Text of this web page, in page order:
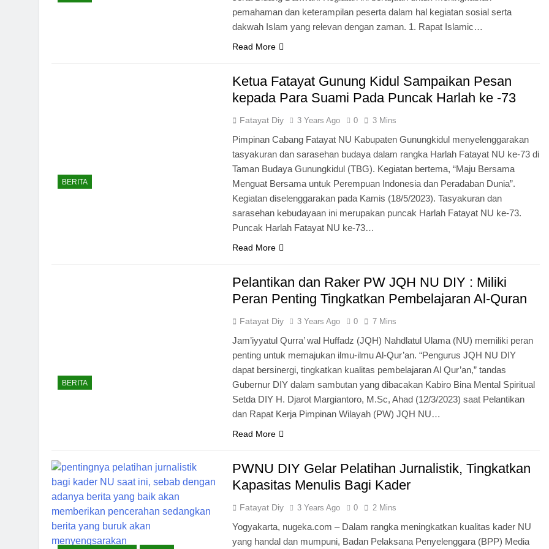
pemahaman dan keterampilan peserta dalam hal kegiatan sosial serta
dakwah Islam yang relevan dengan zaman. 1. Rapat Islamic…
Read More
BERITA
Ketua Fatayat Gunung Kidul Sampaikan Pesan
kepada Para Suami Pada Puncak Harlah ke -73
Fatayat Diy 3 Years Ago 0 3 Mins
Pimpinan Cabang Fatayat NU Kabupaten Gunungkidul menyelenggarakan
tasyakuran dan sarasehan budaya dalam rangka Harlah Fatayat NU ke-73 di
Taman Budaya Gunungkidul (TBG). Kegiatan bertema, “Maju Bersama
Menguat Bersama untuk Perempuan Indonesia dan Peradaban Dunia”.
Kegiatan diselenggarakan pada Kamis (18/5/2023). Tasyakuran dan
sarasehan kebudayaan ini merupakan puncak Harlah Fatayat NU ke-73.
Puncak Harlah Fatayat NU ke-73…
Read More
BERITA
Pelantikan dan Raker PW JQH NU DIY : Miliki
Peran Penting Tingkatkan Pembelajaran Al-Quran
Fatayat Diy 3 Years Ago 0 7 Mins
Jam’iyyatul Qurra’ wal Huffadz (JQH) Nahdlatul Ulama (NU) memiliki peran
penting untuk memajukan ilmu-ilmu Al-Qur’an. “Pengurus JQH NU DIY
dapat bersinergi, tingkatkan kualitas pembelajaran Al Qur’an,” tandas
Gubernur DIY dalam sambutan yang dibacakan Kabiro Bina Mental Spiritual
Setda DIY H. Djarot Margiantoro, M.Sc, Ahad (12/3/2023) saat Pelantikan
dan Rapat Kerja Pimpinan Wilayah (PW) JQH NU…
Read More
PWNU DIY Gelar Pelatihan Jurnalistik, Tingkatkan
Kapasitas Menulis Bagi Kader
Fatayat Diy 3 Years Ago 0 2 Mins
Yogyakarta, nugeka.com – Dalam rangka meningkatkan kualitas kader NU
yang handal dan mumpuni, Badan Pelaksana Penyelenggara (BPP) Media